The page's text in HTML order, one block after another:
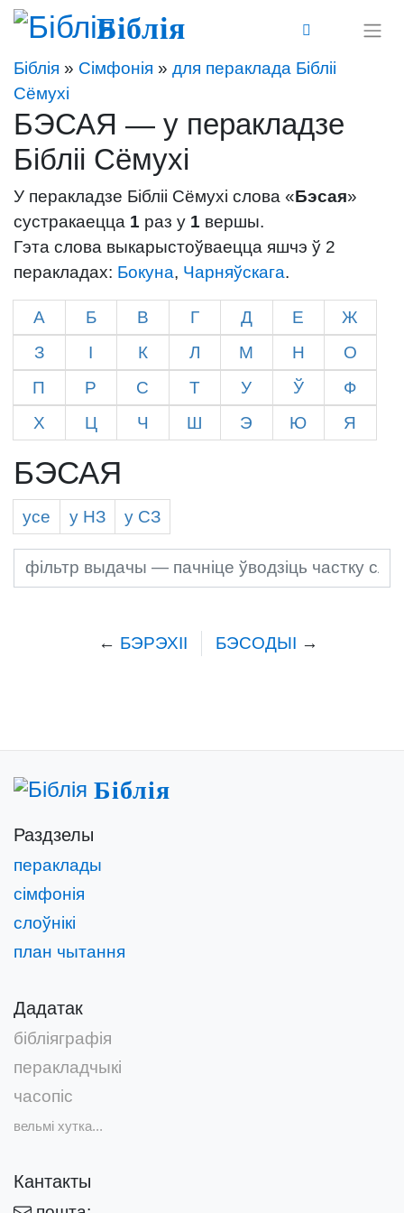
Біблія
Біблія » Сімфонія » для пераклада Бібліі
Сёмухі
БЭСАЯ — у перакладзе
Бібліі Сёмухі
У перакладзе Бібліі Сёмухі слова «Бэсая»
сустракаецца 1 раз у 1 вершы.
Гэта слова выкарыстоўваецца яшчэ ў 2
перакладах: Бокуна, Чарняўскага.
А Б В Г Д Е
Ж
З
І К Л М Н
О
П
Р С Т У Ў
Ф
Х
Ц Ч Ш Э Ю Я
БЭСАЯ
усе у НЗ у СЗ
← БЭРЭХІІ БЭСОДЫІ →
Біблія
Раздзелы
пераклады
сімфонія
слоўнікі
план чытання
Дадатак
бібліяграфія
перакладчыкі
часопіс
вельмі хутка...
Кантакты